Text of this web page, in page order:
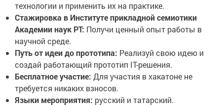
технологии и применить их на практике.
Стажировка в Институте прикладной семиотики
Академии наук РТ: Получи ценный опыт работы в
научной среде.
Путь от идеи до прототипа: Реализуй свою идею и
создай работающий прототип IT-решения.
Бесплатное участие: Для участия в хакатоне не
требуется никаких взносов.
Языки мероприятия: русский и татарский.